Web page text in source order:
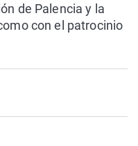
de Palencia y la
con el patrocinio